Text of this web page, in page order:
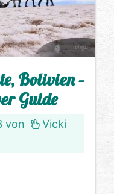
Bolivien –
Guide
von
Vicki